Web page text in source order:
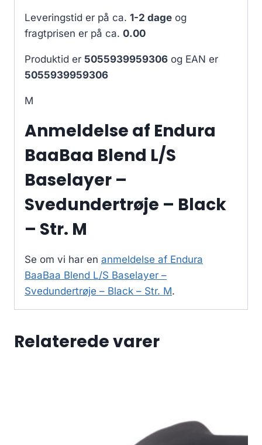
Leveringstid er på ca. 1-2 dage og
fragtprisen er på ca. 0.00
Produktid er 5055939959306 og EAN er
5055939959306
M
Anmeldelse af Endura
BaaBaa Blend L/S
Baselayer –
Svedundertrøje – Black
– Str. M
Se om vi har en anmeldelse af Endura
BaaBaa Blend L/S Baselayer –
Svedundertrøje – Black – Str. M.
Relaterede varer